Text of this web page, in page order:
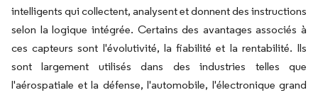
intelligents qui collectent, analysent et donnent des instructions
selon la logique intégrée. Certains des avantages associés à
ces capteurs sont l'évolutivité, la fiabilité et la rentabilité. Ils
sont largement utilisés dans des industries telles que
l'aérospatiale et la défense, l'automobile, l'électronique grand